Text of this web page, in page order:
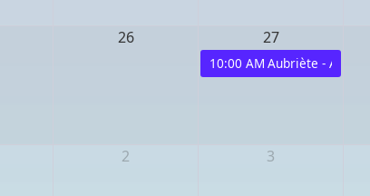
26 27
10:00 AM Aubriète - Atelier
2 3